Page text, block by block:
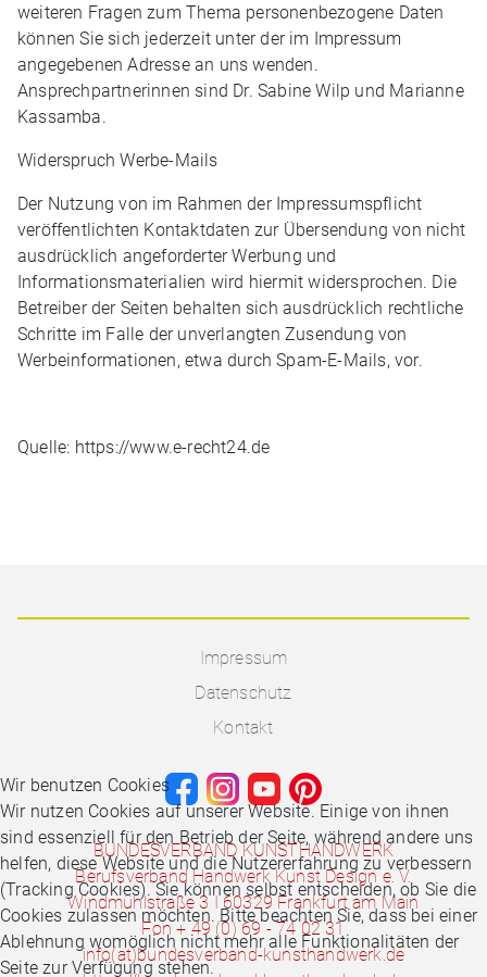
weiteren Fragen zum Thema personenbezogene Daten
können Sie sich jederzeit unter der im Impressum
angegebenen Adresse an uns wenden.
Ansprechpartnerinnen sind Dr. Sabine Wilp und Marianne
Kassamba.
Widerspruch Werbe-Mails
Der Nutzung von im Rahmen der Impressumspflicht
veröffentlichten Kontaktdaten zur Übersendung von nicht
ausdrücklich angeforderter Werbung und
Informationsmaterialien wird hiermit widersprochen. Die
Betreiber der Seiten behalten sich ausdrücklich rechtliche
Schritte im Falle der unverlangten Zusendung von
Werbeinformationen, etwa durch Spam-E-Mails, vor.
Quelle: https://www.e-recht24.de
Impressum
Datenschutz
Kontakt
BUNDESVERBAND KUNSTHANDWERK
Berufsverband Handwerk Kunst Design e. V.
Windmühlstraße 3 I 60329 Frankfurt am Main
Fon + 49 (0) 69 - 74 02 31
info(at)bundesverband-kunsthandwerk.de
Wir benutzen Cookies
Wir nutzen Cookies auf unserer Website. Einige von ihnen
sind essenziell für den Betrieb der Seite, während andere uns
helfen, diese Website und die Nutzererfahrung zu verbessern
(Tracking Cookies). Sie können selbst entscheiden, ob Sie die
Cookies zulassen möchten. Bitte beachten Sie, dass bei einer
Ablehnung womöglich nicht mehr alle Funktionalitäten der
Seite zur Verfügung stehen.